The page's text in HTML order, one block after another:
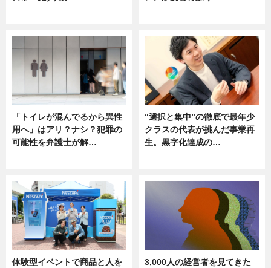
「トイレが混んでるから異性
用へ」はアリ？ナシ？犯罪の
可能性を弁護士が解…
“選択と集中”の徹底で最年少
クラスの代表が挑んだ事業再
生。黒字化達成の…
体験型イベントで商品と人を
3,000人の経営者を見てきた